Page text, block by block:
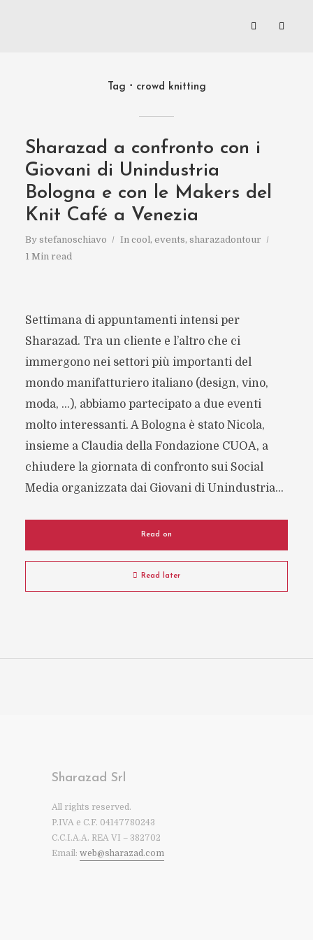
Tag crowd knitting
Sharazad a confronto con i
Giovani di Unindustria
Bologna e con le Makers del
Knit Café a Venezia
By stefanoschiavo In cool, events, sharazadontour
1 Min read
Settimana di appuntamenti intensi per
Sharazad. Tra un cliente e l’altro che ci
immergono nei settori più importanti del
mondo manifatturiero italiano (design, vino,
moda, …), abbiamo partecipato a due eventi
molto interessanti. A Bologna è stato Nicola,
insieme a Claudia della Fondazione CUOA, a
chiudere la giornata di confronto sui Social
Media organizzata dai Giovani di Unindustria...
Read on
Read later
Sharazad Srl
All rights reserved.
P.IVA e C.F. 04147780243
C.C.I.A.A. REA VI – 382702
Email: web@sharazad.com